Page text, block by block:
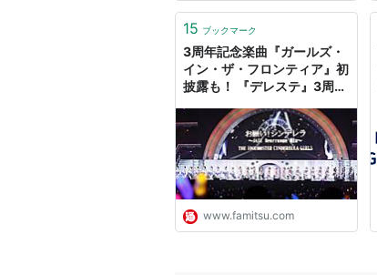
山本希望（城ヶ崎莉嘉）
佳村はるか（城ヶ崎美嘉）
ルゥ ティン（塩見周子）
和氣あず未（片桐早苗）
■ゲスト出演
深川芹亜（喜多日菜子）
森下来奈（鷹富士茄子）
神谷早矢佳（南条光）
15 ブックマーク
3周年記念楽曲『ガールズ・
イン・ザ・フロンティア』初
披露も！ 『デレステ』3周年
ポート - ファミ通.com
www.famitsu.com